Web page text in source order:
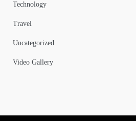
Technology
Travel
Uncategorized
Video Gallery